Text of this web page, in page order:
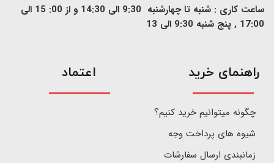
ساعت کاری : شنبه تا چهارشنبه 9:30 الی 14:30 و از 00: 15 الی
17:00 , پنج شنبه 9:30 الی 13
​راهنمای خرید
چگونه میتوانیم خرید کنیم؟
شیوه های پرداخت وجه
زمانبندی ارسال سفارشات
اعتماد